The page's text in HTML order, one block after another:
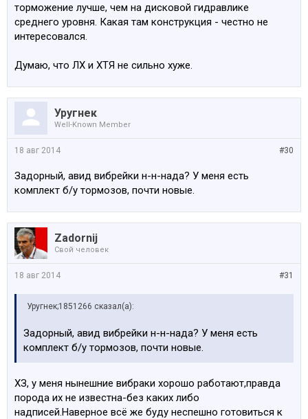
торможение лучше, чем на дисковой гидравлике
среднего уровня. Какая там конструкция - честно не
интересовался.
Думаю, что ЛХ и ХТЯ не сильно хуже.
Уругнек
Well-Known Member
#30
18 авг 2014
Задорный, авид вибрейки н-н-нада? У меня есть
комплект б/у тормозов, почти новые.
Zadornij
Свой человек
#31
18 авг 2014
Уругнек;1851266 сказал(а):
Задорный, авид вибрейки н-н-нада? У меня есть
комплект б/у тормозов, почти новые.
ХЗ, у меня нынешние вибраки хорошо работают,правда
порода их не известна-без каких либо
надписей.Наверное всё же буду неспешно готовиться к